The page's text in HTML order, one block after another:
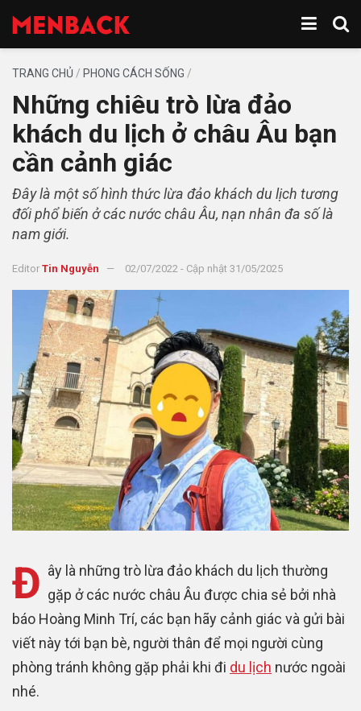
TRANG CHỦ / PHONG CÁCH SỐNG /
Những chiêu trò lừa đảo
khách du lịch ở châu Âu bạn
cần cảnh giác
Đây là một số hình thức lừa đảo khách du lịch tương
đối phổ biến ở các nước châu Âu, nạn nhân đa số là
nam giới.
Editor Tin Nguyễn 02/07/2022 - Cập nhật 31/05/2025
Đ ây là những trò lừa đảo khách du lịch thường
gặp ở các nước châu Âu được chia sẻ bởi nhà
báo Hoàng Minh Trí, các bạn hãy cảnh giác và gửi bài
viết này tới bạn bè, người thân để mọi người cùng
phòng tránh không gặp phải khi đi du lịch nước ngoài
nhé.